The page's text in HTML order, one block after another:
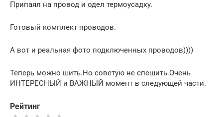
Припаял на провод и одел термоусадку.
Готовый комплект проводов.
А вот и реальная фото подключенных проводов))))
Теперь можно шить.Но советую не спешить.Очень
ИНТЕРЕСНЫЙ и ВАЖНЫЙ момент в следующей части.
Рейтинг